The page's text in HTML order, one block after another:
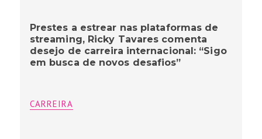
Prestes a estrear nas plataformas de
streaming, Ricky Tavares comenta
desejo de carreira internacional: “Sigo
em busca de novos desafios”
CARREIRA